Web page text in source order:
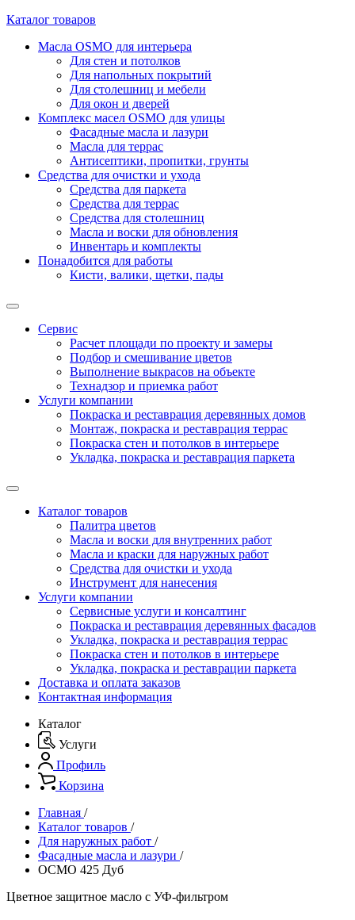
Каталог товаров
Масла OSMO для интерьера
Для стен и потолков
Для напольных покрытий
Для столешниц и мебели
Для окон и дверей
Комплекс масел OSMO для улицы
Фасадные масла и лазури
Масла для террас
Антисептики, пропитки, грунты
Средства для очистки и ухода
Средства для паркета
Средства для террас
Средства для столешниц
Масла и воски для обновления
Инвентарь и комплекты
Понадобится для работы
Кисти, валики, щетки, пады
Сервис
Расчет площади по проекту и замеры
Подбор и смешивание цветов
Выполнение выкрасов на объекте
Технадзор и приемка работ
Услуги компании
Покраска и реставрация деревянных домов
Монтаж, покраска и реставрация террас
Покраска стен и потолков в интерьере
Укладка, покраска и реставрация паркета
Каталог товаров
Палитра цветов
Масла и воски для внутренних работ
Масла и краски для наружных работ
Средства для очистки и ухода
Инструмент для нанесения
Услуги компании
Сервисные услуги и консалтинг
Покраска и реставрация деревянных фасадов
Укладка, покраска и реставрация террас
Покраска стен и потолков в интерьере
Укладка, покраска и реставрации паркета
Доставка и оплата заказов
Контактная информация
Каталог
Услуги
Профиль
Корзина
Главная /
Каталог товаров /
Для наружных работ /
Фасадные масла и лазури /
ОСМО 425 Дуб
Цветное защитное масло с УФ-фильтром